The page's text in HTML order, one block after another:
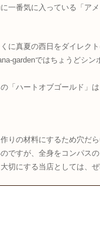
一番気に入っている「ア
に真夏の西日をダイレク
gardenではちょうどシン
「ハートオブゴールド」
りの材料にするため穴だら
ですが、全身をコンパス
切にする当店としては、